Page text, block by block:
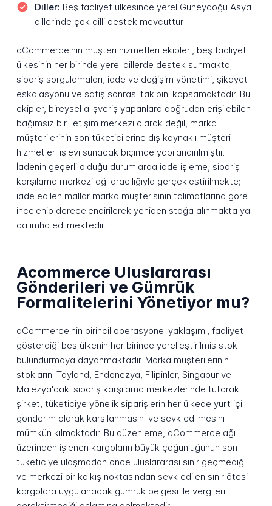
Diller: Beş faaliyet ülkesinde yerel Güneydoğu Asya
dillerinde çok dilli destek mevcuttur
aCommerce'nin müşteri hizmetleri ekipleri, beş faaliyet
ülkesinin her birinde yerel dillerde destek sunmakta;
sipariş sorgulamaları, iade ve değişim yönetimi, şikayet
eskalasyonu ve satış sonrası takibini kapsamaktadır. Bu
ekipler, bireysel alışveriş yapanlara doğrudan erişilebilen
bağımsız bir iletişim merkezi olarak değil, marka
müşterilerinin son tüketicilerine dış kaynaklı müşteri
hizmetleri işlevi sunacak biçimde yapılandırılmıştır.
İadenin geçerli olduğu durumlarda iade işleme, sipariş
karşılama merkezi ağı aracılığıyla gerçekleştirilmekte;
iade edilen mallar marka müşterisinin talimatlarına göre
incelenip derecelendirilerek yeniden stoğa alınmakta ya
da imha edilmektedir.
Acommerce Uluslararası
Gönderileri ve Gümrük
Formalitelerini Yönetiyor mu?
aCommerce'nin birincil operasyonel yaklaşımı, faaliyet
gösterdiği beş ülkenin her birinde yerelleştirilmiş stok
bulundurmaya dayanmaktadır. Marka müşterilerinin
stoklarını Tayland, Endonezya, Filipinler, Singapur ve
Malezya'daki sipariş karşılama merkezlerinde tutarak
şirket, tüketiciye yönelik siparişlerin her ülkede yurt içi
gönderim olarak karşılanmasını ve sevk edilmesini
mümkün kılmaktadır. Bu düzenleme, aCommerce ağı
üzerinden işlenen kargoların büyük çoğunluğunun son
tüketiciye ulaşmadan önce uluslararası sınır geçmediği
ve merkezi bir kalkış noktasından sevk edilen sınır ötesi
kargolara uygulanacak gümrük belgesi ile vergileri